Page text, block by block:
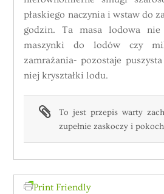
płaskiego naczynia i wstaw do
godzin. Ta masa lodowa nie
maszynki do lodów czy
zamrażania- pozostaje
niej kryształki lodu.
To jest przepis warty
zupełnie zaskoczy i
Print Friendly